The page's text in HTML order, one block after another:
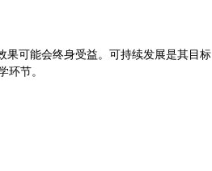
果可能会终身受益。可持续发展是其目标
环节。